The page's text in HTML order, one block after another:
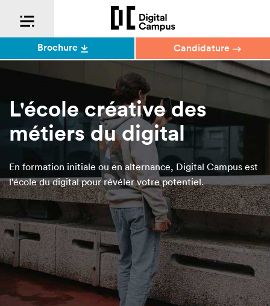
L'école créative des
métiers du digital
En formation initiale ou en alternance, Digital Campus est
l'école du digital pour révéler votre potentiel.
Brochure Candidature